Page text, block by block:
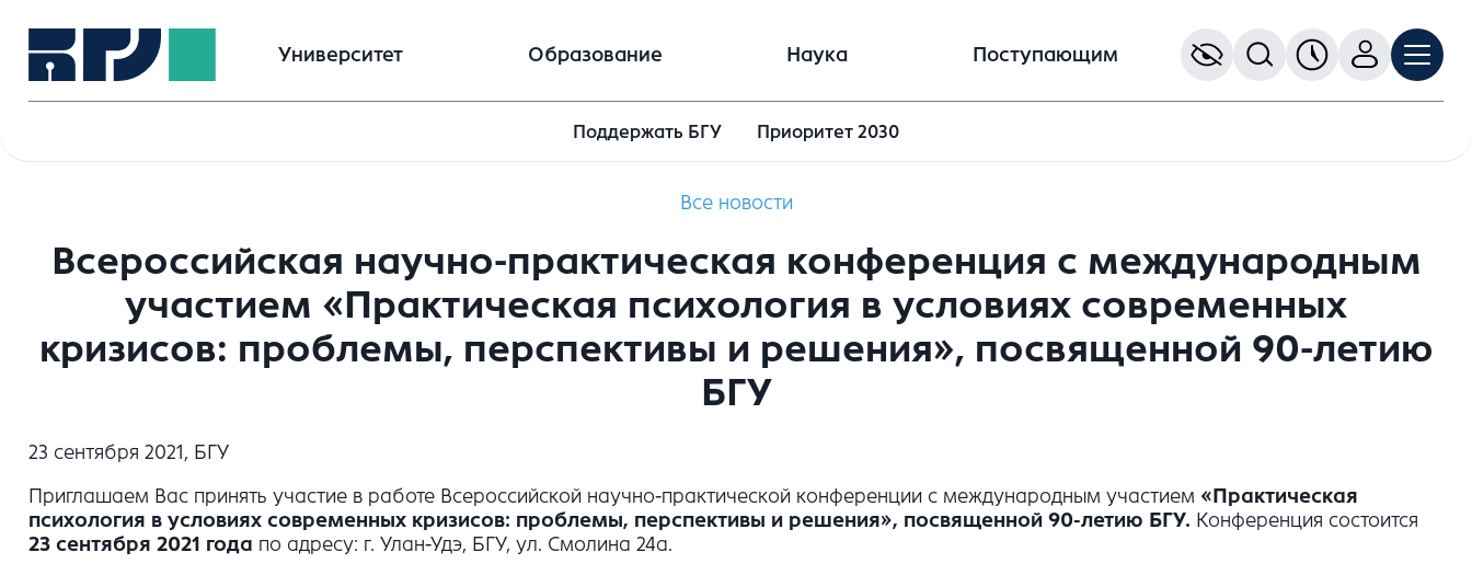
Университет Образование Наука Поступающим
Поддержать БГУ Приоритет 2030
Все новости
Всероссийская научно-практическая конференция с международным
участием «Практическая психология в условиях современных
кризисов: проблемы, перспективы и решения», посвященной 90-летию
БГУ
23 сентября 2021, БГУ
Приглашаем Вас принять участие в работе Всероссийской научно-практической конференции с международным участием «Практическая
психология в условиях современных кризисов: проблемы, перспективы и решения», посвященной 90-летию БГУ. Конференция состоится
23 сентября 2021 года по адресу: г. Улан-Удэ, БГУ, ул. Смолина 24а.